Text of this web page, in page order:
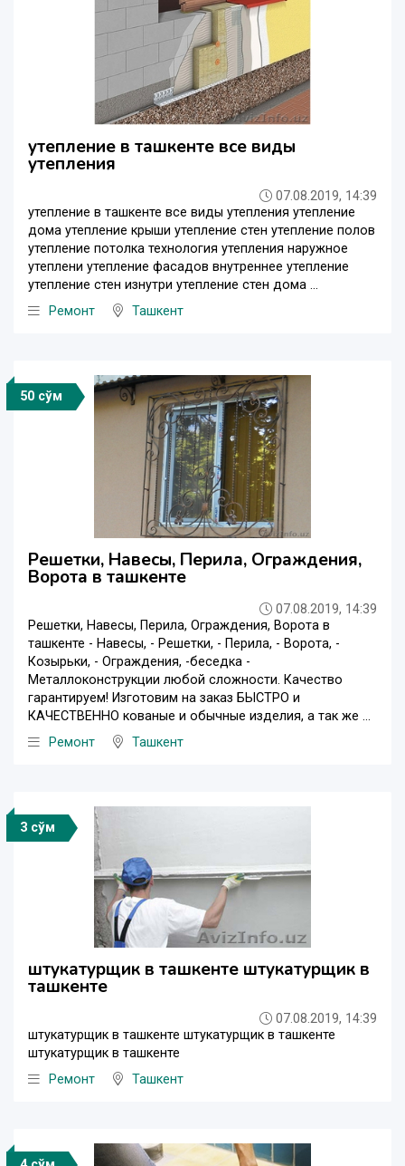
утепление в ташкенте все виды
утепления
07.08.2019, 14:39
утепление в ташкенте все виды утепления утепление
дома утепление крыши утепление стен утепление полов
утепление потолка технология утепления наружное
утеплени утепление фасадов внутреннее утепление
утепление стен изнутри утепление стен дома ...
Ремонт
Ташкент
50 сўм
Решетки, Навесы, Перила, Ограждения,
Ворота в ташкенте
07.08.2019, 14:39
Решетки, Навесы, Перила, Ограждения, Ворота в
ташкенте - Навесы, - Решетки, - Перила, - Ворота, -
Козырьки, - Ограждения, -беседка -
Металлоконструкции любой сложности. Качество
гарантируем! Изготовим на заказ БЫСТРО и
КАЧЕСТВЕННО кованые и обычные изделия, а так же ...
Ремонт
Ташкент
3 сўм
штукатурщик в ташкенте штукатурщик в
ташкенте
07.08.2019, 14:39
штукатурщик в ташкенте штукатурщик в ташкенте
штукатурщик в ташкенте
Ремонт
Ташкент